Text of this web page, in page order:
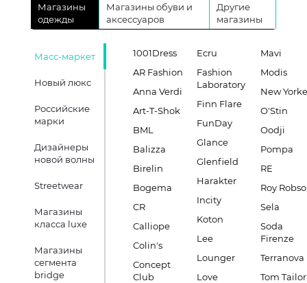
Магазины
одежды
Магазины обуви и
аксессуаров
Другие
магазины
Масс-маркет
Новый люкс
Российские
марки
Дизайнеры
новой волны
Streetwear
Магазины
класса luxe
Магазины
сегмента
bridge
1001Dress
AR Fashion
Anna Verdi
Art-T-Shok
BML
Balizza
Birelin
Bogema
CR
Calliope
Colin's
Concept
Club
Ecru
Fashion
Laboratory
Finn Flare
FunDay
Glance
Glenfield
Harakter
Incity
Koton
Lee
Lounger
Love
Mavi
Modis
New
O'Stin
Oodji
Pompa
RE
Roy
Sela
Soda
Firenze
Terranova
Tom Tailor